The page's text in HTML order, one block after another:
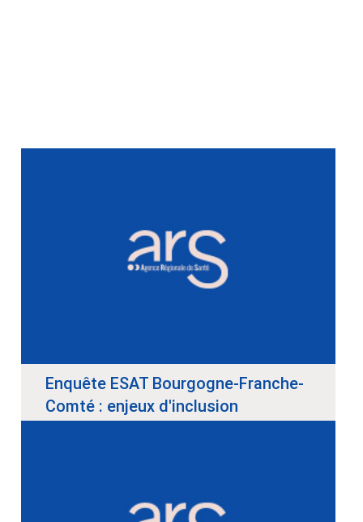
Enquête ESAT Bourgogne-Franche-
Comté : enjeux d'inclusion